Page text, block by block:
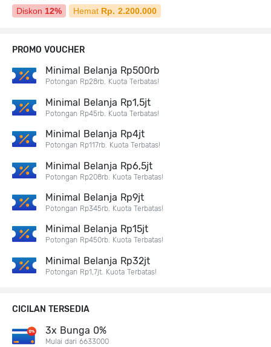
Diskon 12% Hemat Rp. 2.200.000
PROMO VOUCHER
Minimal Belanja Rp500rb
Potongan Rp28rb. Kuota Terbatas!
Minimal Belanja Rp1,5jt
Potongan Rp45rb. Kuota Terbatas!
Minimal Belanja Rp4jt
Potongan Rp117rb. Kuota Terbatas!
Minimal Belanja Rp6,5jt
Potongan Rp208rb. Kuota Terbatas!
Minimal Belanja Rp9jt
Potongan Rp345rb. Kuota Terbatas!
Minimal Belanja Rp15jt
Potongan Rp450rb. Kuota Terbatas!
Minimal Belanja Rp32jt
Potongan Rp1,7jt. Kuota Terbatas!
CICILAN TERSEDIA
3x Bunga 0%
Mulai dari 6633000